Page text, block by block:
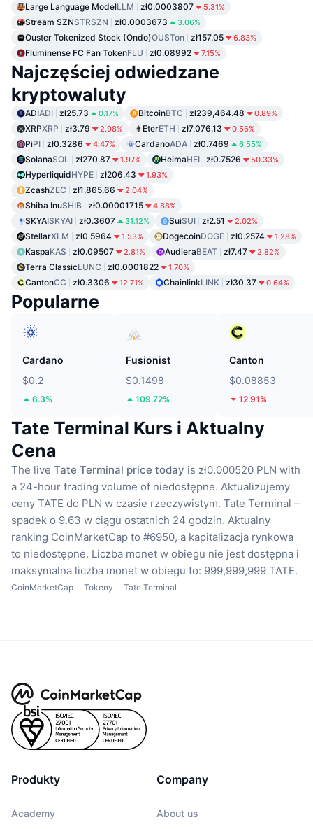
Large Language ModelLLM zł0.0003807 5.31%
Stream SZNSTRSZN zł0.0003673 3.06%
Ouster Tokenized Stock (Ondo)OUSTon zł157.05 6.83%
Fluminense FC Fan TokenFLU zł0.08992 7.15%
Najczęściej odwiedzane
kryptowaluty
ADIADI zł25.73 0.17% BitcoinBTC zł239,464.48 0.89%
XRPXRP zł3.79 2.98% EterETH zł7,076.13 0.56%
PiPI zł0.3286 4.47% CardanoADA zł0.7469 6.55%
SolanaSOL zł270.87 1.97% HeimaHEI zł0.7526 50.33%
HyperliquidHYPE zł206.43 1.93%
ZcashZEC zł1,865.66 2.04%
Shiba InuSHIB zł0.00001715 4.88%
SKYAISKYAI zł0.3607 31.12% SuiSUI zł2.51 2.02%
StellarXLM zł0.5964 1.53% DogecoinDOGE zł0.2574 1.28%
KaspaKAS zł0.09507 2.81% AudieraBEAT zł7.47 2.82%
Terra ClassicLUNC zł0.0001822 1.70%
CantonCC zł0.3306 12.71% ChainlinkLINK zł30.37 0.64%
Popularne
Cardano
$0.2
6.3%
Fusionist
$0.1498
109.72%
Canton
$0.08853
12.91%
Tate Terminal Kurs i Aktualny
Cena
The live Tate Terminal price today is zł0.000520 PLN with
a 24-hour trading volume of niedostępne. Aktualizujemy
ceny TATE do PLN w czasie rzeczywistym. Tate Terminal –
spadek o 9.63 w ciągu ostatnich 24 godzin. Aktualny
ranking CoinMarketCap to #6950, a kapitalizacja rynkowa
to niedostępne. Liczba monet w obiegu nie jest dostępna i
maksymalna liczba monet w obiegu to: 999,999,999 TATE.
CoinMarketCap Tokeny Tate Terminal
Produkty
Academy
Company
About us